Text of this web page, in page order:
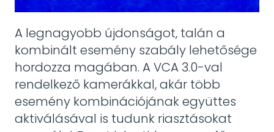
A legnagyobb újdonságot, talán a
kombinált esemény szabály lehetősége
hordozza magában. A VCA 3.0-val
rendelkező kamerákkal, akár több
esemény kombinációjának együttes
aktiválásával is tudunk riasztásokat